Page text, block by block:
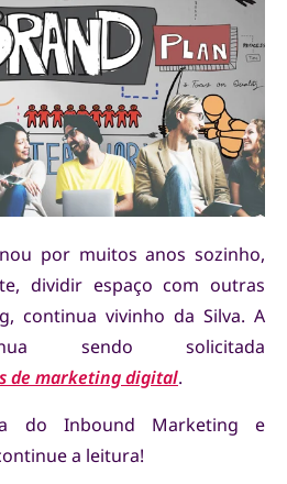
por muitos anos sozinho,
dividir espaço com outras
continua vivinho da Silva. A
sendo solicitada
de marketing digital.
do Inbound Marketing e
a leitura!